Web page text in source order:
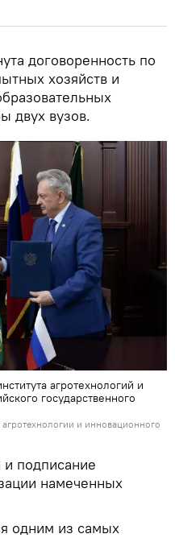
договоренность по
хозяйств и
двух вузов.
агротехнологий и
государственного
и инновационного
и подписание
намеченных
одним из самых